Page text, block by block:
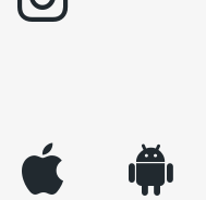
appleinc android